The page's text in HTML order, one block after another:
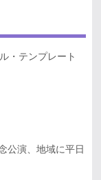
・テンプレート
公演、地域に平日